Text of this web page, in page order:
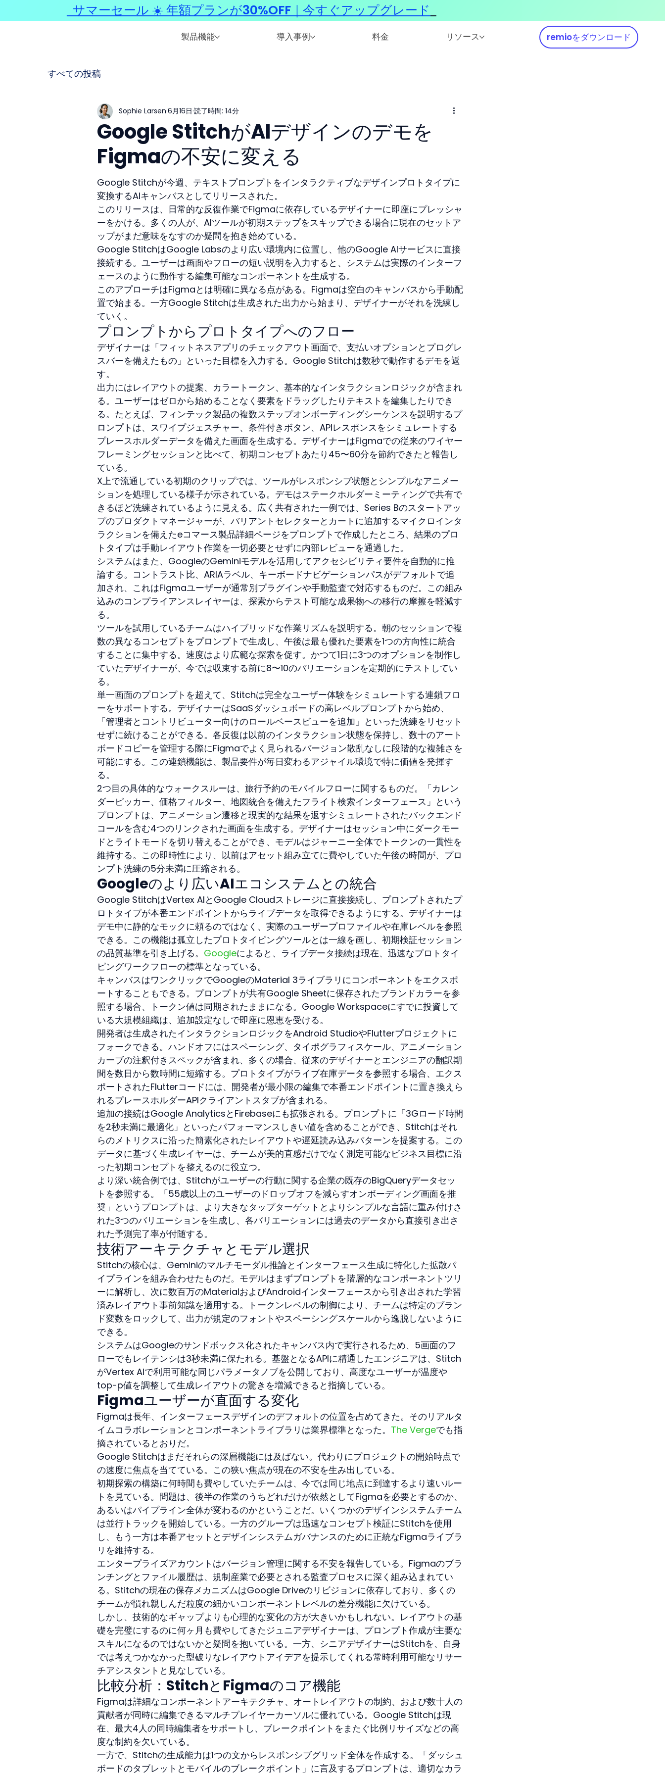
製品機能 導入事例 料金 リソース remioをダウンロード
すべての投稿
Google StitchがAIデザインのデモを
Figmaの不安に変える
Sophie Larsen 6月16日 読了時間: 14分
Google Stitchが今週、テキストプロンプトをインタラクティブなデザインプロトタイプに
変換するAIキャンバスとしてリリースされた。
このリリースは、日常的な反復作業でFigmaに依存しているデザイナーに即座にプレッシャ
ーをかける。多くの人が、AIツールが初期ステップをスキップできる場合に現在のセットア
ップがまだ意味をなすのか疑問を抱き始めている。
Google StitchはGoogle Labsのより広い環境内に位置し、他のGoogle AIサービスに直接
接続する。ユーザーは画面やフローの短い説明を入力すると、システムは実際のインターフ
ェースのように動作する編集可能なコンポーネントを生成する。
このアプローチはFigmaとは明確に異なる点がある。Figmaは空白のキャンバスから手動配
置で始まる。一方Google Stitchは生成された出力から始まり、デザイナーがそれを洗練し
ていく。
プロンプトからプロトタイプへのフロー
デザイナーは「フィットネスアプリのチェックアウト画面で、支払いオプションとプログレ
スバーを備えたもの」といった目標を入力する。Google Stitchは数秒で動作するデモを返
す。
出力にはレイアウトの提案、カラートークン、基本的なインタラクションロジックが含まれ
る。ユーザーはゼロから始めることなく要素をドラッグしたりテキストを編集したりでき
る。たとえば、フィンテック製品の複数ステップオンボーディングシーケンスを説明するプ
ロンプトは、スワイプジェスチャー、条件付きボタン、APIレスポンスをシミュレートする
プレースホルダーデータを備えた画面を生成する。デザイナーはFigmaでの従来のワイヤー
フレーミングセッションと比べて、初期コンセプトあたり45〜60分を節約できたと報告し
ている。
X上で流通している初期のクリップでは、ツールがレスポンシブ状態とシンプルなアニメー
ションを処理している様子が示されている。デモはステークホルダーミーティングで共有で
きるほど洗練されているように見える。広く共有された一例では、Series Bのスタートアッ
プのプロダクトマネージャーが、バリアントセレクターとカートに追加するマイクロインタ
ラクションを備えたeコマース製品詳細ページをプロンプトで作成したところ、結果のプロ
トタイプは手動レイアウト作業を一切必要とせずに内部レビューを通過した。
システムはまた、GoogleのGeminiモデルを活用してアクセシビリティ要件を自動的に推
論する。コントラスト比、ARIAラベル、キーボードナビゲーションパスがデフォルトで追
加され、これはFigmaユーザーが通常別プラグインや手動監査で対応するものだ。この組み
込みのコンプライアンスレイヤーは、探索からテスト可能な成果物への移行の摩擦を軽減す
る。
ツールを試用しているチームはハイブリッドな作業リズムを説明する。朝のセッションで複
数の異なるコンセプトをプロンプトで生成し、午後は最も優れた要素を1つの方向性に統合
することに集中する。速度はより広範な探索を促す。かつて1日に3つのオプションを制作し
ていたデザイナーが、今では収束する前に8〜10のバリエーションを定期的にテストしてい
る。
単一画面のプロンプトを超えて、Stitchは完全なユーザー体験をシミュレートする連鎖フロ
ーをサポートする。デザイナーはSaaSダッシュボードの高レベルプロンプトから始め、
「管理者とコントリビューター向けのロールベースビューを追加」といった洗練をリセット
せずに続けることができる。各反復は以前のインタラクション状態を保持し、数十のアート
ボードコピーを管理する際にFigmaでよく見られるバージョン散乱なしに段階的な複雑さを
可能にする。この連鎖機能は、製品要件が毎日変わるアジャイル環境で特に価値を発揮す
る。
2つ目の具体的なウォークスルーは、旅行予約のモバイルフローに関するものだ。「カレン
ダーピッカー、価格フィルター、地図統合を備えたフライト検索インターフェース」という
プロンプトは、アニメーション遷移と現実的な結果を返すシミュレートされたバックエンド
コールを含む4つのリンクされた画面を生成する。デザイナーはセッション中にダークモー
ドとライトモードを切り替えることができ、モデルはジャーニー全体でトークンの一貫性を
維持する。この即時性により、以前はアセット組み立てに費やしていた午後の時間が、プロ
ンプト洗練の5分未満に圧縮される。
Googleのより広いAIエコシステムとの統合
Google StitchはVertex AIとGoogle Cloudストレージに直接接続し、プロンプトされたプ
ロトタイプが本番エンドポイントからライブデータを取得できるようにする。デザイナーは
デモ中に静的なモックに頼るのではなく、実際のユーザープロファイルや在庫レベルを参照
できる。この機能は孤立したプロトタイピングツールとは一線を画し、初期検証セッション
の品質基準を引き上げる。 Googleによると、ライブデータ接続は現在、迅速なプロトタイ
ピングワークフローの標準となっている。
キャンバスはワンクリックでGoogleのMaterial 3ライブラリにコンポーネントをエクスポ
ートすることもできる。プロンプトが共有Google Sheetに保存されたブランドカラーを参
照する場合、トークン値は同期されたままになる。Google Workspaceにすでに投資して
いる大規模組織は、追加設定なしで即座に恩恵を受ける。
開発者は生成されたインタラクションロジックをAndroid StudioやFlutterプロジェクトに
フォークできる。ハンドオフにはスペーシング、タイポグラフィスケール、アニメーション
カーブの注釈付きスペックが含まれ、多くの場合、従来のデザイナーとエンジニアの翻訳期
間を数日から数時間に短縮する。プロトタイプがライブ在庫データを参照する場合、エクス
ポートされたFlutterコードには、開発者が最小限の編集で本番エンドポイントに置き換えら
れるプレースホルダーAPIクライアントスタブが含まれる。
追加の接続はGoogle AnalyticsとFirebaseにも拡張される。プロンプトに「3Gロード時間
を2秒未満に最適化」といったパフォーマンスしきい値を含めることができ、Stitchはそれ
らのメトリクスに沿った簡素化されたレイアウトや遅延読み込みパターンを提案する。この
データに基づく生成レイヤーは、チームが美的直感だけでなく測定可能なビジネス目標に沿
った初期コンセプトを整えるのに役立つ。
より深い統合例では、Stitchがユーザーの行動に関する企業の既存のBigQueryデータセッ
トを参照する。「55歳以上のユーザーのドロップオフを減らすオンボーディング画面を推
奨」というプロンプトは、より大きなタップターゲットとよりシンプルな言語に重み付けさ
れた3つのバリエーションを生成し、各バリエーションには過去のデータから直接引き出さ
れた予測完了率が付随する。
技術アーキテクチャとモデル選択
Stitchの核心は、Geminiのマルチモーダル推論とインターフェース生成に特化した拡散パ
イプラインを組み合わせたものだ。モデルはまずプロンプトを階層的なコンポーネントツリ
ーに解析し、次に数百万のMaterialおよびAndroidインターフェースから引き出された学習
済みレイアウト事前知識を適用する。トークンレベルの制御により、チームは特定のブラン
ド変数をロックして、出力が規定のフォントやスペーシングスケールから逸脱しないように
できる。
システムはGoogleのサンドボックス化されたキャンバス内で実行されるため、5画面のフ
ローでもレイテンシは3秒未満に保たれる。基盤となるAPIに精通したエンジニアは、Stitch
がVertex AIで利用可能な同じパラメータノブを公開しており、高度なユーザーが温度や
top-p値を調整して生成レイアウトの驚きを増減できると指摘している。
Figmaユーザーが直面する変化
Figmaは長年、インターフェースデザインのデフォルトの位置を占めてきた。そのリアルタ
イムコラボレーションとコンポーネントライブラリは業界標準となった。 The Vergeでも指
摘されているとおりだ。
Google Stitchはまだそれらの深層機能には及ばない。代わりにプロジェクトの開始時点で
の速度に焦点を当てている。この狭い焦点が現在の不安を生み出している。
初期探索の構築に何時間も費やしていたチームは、今では同じ地点に到達するより速いルー
トを見ている。問題は、後半の作業のうちどれだけが依然としてFigmaを必要とするのか、
あるいはパイプライン全体が変わるのかということだ。いくつかのデザインシステムチーム
は並行トラックを開始している。一方のグループは迅速なコンセプト検証にStitchを使用
し、もう一方は本番アセットとデザインシステムガバナンスのために正統なFigmaライブラ
リを維持する。
エンタープライズアカウントはバージョン管理に関する不安を報告している。Figmaのブラ
ンチングとファイル履歴は、規制産業で必要とされる監査プロセスに深く組み込まれてい
る。Stitchの現在の保存メカニズムはGoogle Driveのリビジョンに依存しており、多くの
チームが慣れ親しんだ粒度の細かいコンポーネントレベルの差分機能に欠けている。
しかし、技術的なギャップよりも心理的な変化の方が大きいかもしれない。レイアウトの基
礎を完璧にするのに何ヶ月も費やしてきたジュニアデザイナーは、プロンプト作成が主要な
スキルになるのではないかと疑問を抱いている。一方、シニアデザイナーはStitchを、自身
では考えつかなかった型破りなレイアウトアイデアを提示してくれる常時利用可能なリサー
チアシスタントと見なしている。
比較分析：StitchとFigmaのコア機能
Figmaは詳細なコンポーネントアーキテクチャ、オートレイアウトの制約、および数十人の
貢献者が同時に編集できるマルチプレイヤーカーソルに優れている。Google Stitchは現
在、最大4人の同時編集者をサポートし、ブレークポイントをまたぐ比例リサイズなどの高
度な制約を欠いている。
一方で、Stitchの生成能力は1つの文からレスポンシブグリッド全体を作成する。「ダッシュ
ボードのタブレットとモバイルのブレークポイント」に言及するプロンプトは、適切なカラ
サマーセール ☀️ 年額プランが30%OFF｜今すぐアップグレード